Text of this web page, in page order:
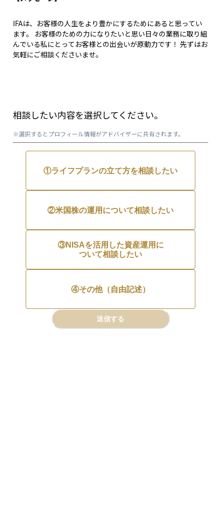
IFAは、お客様の人生をより豊かにするためにあると思ってい
ます。 お客様のための力になりたいと思い日々の業務に取り組
んでいる私にとってお客様との出会いが原動力です！ 先ずはお
気軽にご相談くださいませ。
相談したい内容を選択してください。
※選択するとプロフィール情報がアドバイザーに共有されます。
①ライフプランの立て方を相談したい
②米国株の運用について相談したい
③NISAを活用した資産運用に
ついて相談したい
④その他（自由記述）
送信する